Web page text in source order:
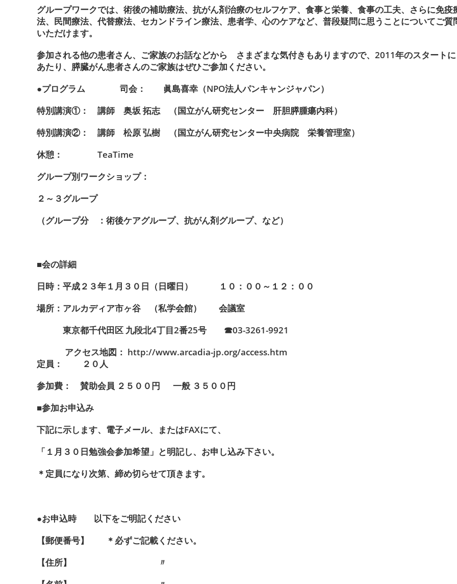
グループワークでは、術後の補助療法、抗がん剤治療のセルフケア、食事と栄養、食事の工夫、さらに免疫
法、民間療法、代替療法、セカンドライン療法、患者学、心のケアなど、普段疑問に思うことについてご質
いただけます。
参加される他の患者さん、ご家族のお話などから さまざまな気付きもありますので、2011年のスタートに
あたり、膵臓がん患者さんのご家族はぜひご参加ください。
●プログラム 司会： 眞島喜幸（NPO法人パンキャンジャパン）
特別講演①： 講師 奥坂 拓志 （国立がん研究センター 肝胆膵腫瘍内科）
特別講演②： 講師 松原 弘樹 （国立がん研究センター中央病院 栄養管理室）
休憩： TeaTime
グループ別ワークショップ：
２～３グループ
（グループ分 ：術後ケアグループ、抗がん剤グループ、など）
■会の詳細
日時：平成２３年１月３０日（日曜日） １０：００～１２：００
場所：アルカディア市ヶ谷 （私学会館） 会議室
東京都千代田区 九段北4丁目2番25号 ☎03-3261-9921
アクセス地図： http://www.arcadia-jp.org/access.htm
定員： ２０人
参加費： 賛助会員 ２５００円 一般 ３５００円
■参加お申込み
下記に示します、電子メール、またはFAXにて、
「１月３０日勉強会参加希望」と明記し、お申し込み下さい。
＊定員になり次第、締め切らせて頂きます。
●お申込時 以下をご明記ください
【郵便番号】 ＊必ずご記載ください。
【住所】 〃